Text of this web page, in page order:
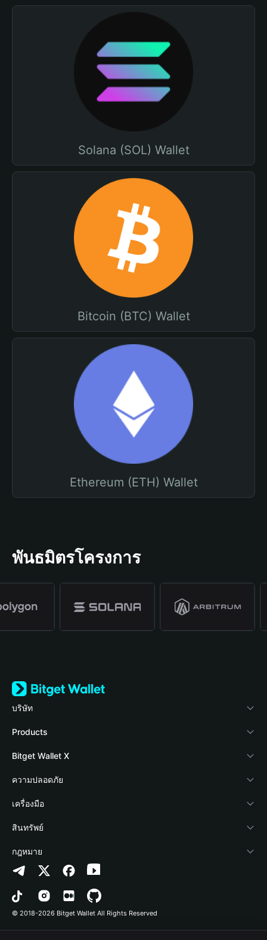
Solana (SOL) Wallet
Bitcoin (BTC) Wallet
Ethereum (ETH) Wallet
พันธมิตรโครงการ
บริษัท
เกี่ยวกับ Bitget Wallet
Blog
Academy
ข่าวสารด้านคริปโต
ศูนย์ช่วยเหลือ
ติดต่อเรา
ทรัพยากรข้อมูลของแบรนด์
อาชีพ
Products
Crypto Card
Stablecoin Earn
Payfi Crypto
Crypto Swap API
Altcoin Season Index
Prediction Markets
DApp
Bitget Wallet X
นักพัฒนา
เชื่อมต่อ Wallet
Bitget Wallet Pay
ลิสต์โปรเจกต์
ความปลอดภัย
Protection Fund
เทคโนโลยีความปลอดภัย
เครื่องมือ
ซื้อคริปโต
การตรวจจับการอนุญาต
การตรวจจับสัญญา
การโอนเป็นชุด
สินทรัพย์
Arbitrum
Avalanche
Bitcoin
กฎหมาย
นโยบายความเป็นส่วนตัว
ข้อตกลงในการใช้บริการ
© 2018-2026 Bitget Wallet All Rights Reserved